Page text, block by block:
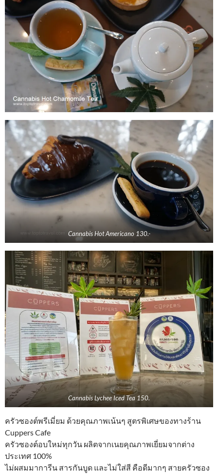
Cannabis Hot Americano 130.-
Cannabis Lychee Iced Tea 150.
ครัวซองต์พรีเมี่ยม ด้วยคุณภาพเน้นๆ สูตรพิเศษของทางร้าน
Cuppers Cafe
ครัวซองต์อบใหม่ทุกวัน ผลิตจากเนยคุณภาพเยี่ยมจากต่าง
ประเทศ 100%
ไม่ผสมมาการีน สารกันบูด และไม่ใส่สี คือดีมากๆ สายครัวซอง